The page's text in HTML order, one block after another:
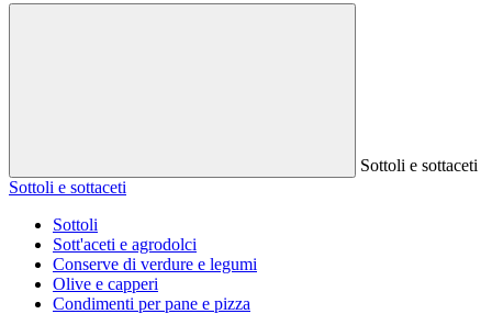
Sottoli e sottaceti
Sottoli e sottaceti
Sottoli
Sott'aceti e agrodolci
Conserve di verdure e legumi
Olive e capperi
Condimenti per pane e pizza